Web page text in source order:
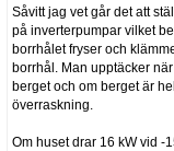
Såvitt jag vet går det att
på inverterpumpar vilket
borrhålet fryser och
borrhål. Man upptäcker
berget och om berget är
överraskning.
Om huset drar 16 kW vid -